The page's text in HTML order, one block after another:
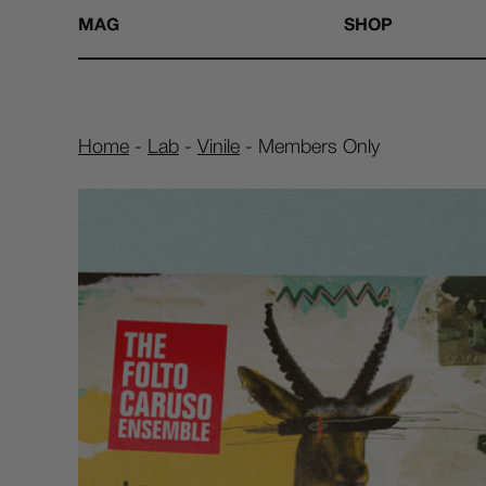
MAG SHOP
Home - Lab - Vinile - Members Only